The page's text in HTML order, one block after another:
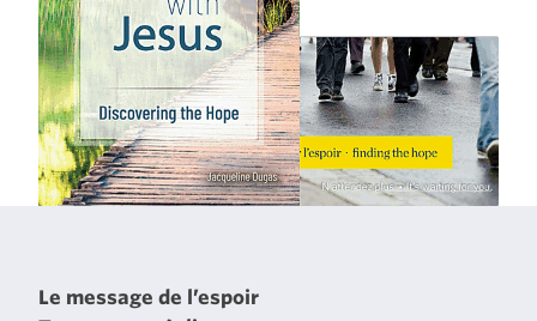
Le message de l’espoir